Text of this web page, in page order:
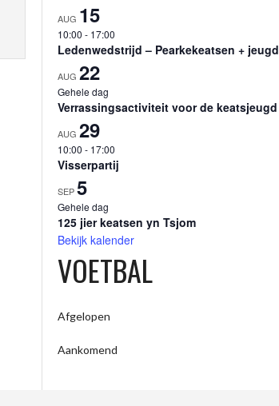
AUG 15
10:00 - 17:00
Ledenwedstrijd – Pearkekeatsen + jeugd
AUG 22
Gehele dag
Verrassingsactiviteit voor de keatsjeugd
AUG 29
10:00 - 17:00
Visserpartij
SEP5
Gehele dag
125 jier keatsen yn Tsjom
Bekijk kalender
VOETBAL
Afgelopen
Aankomend